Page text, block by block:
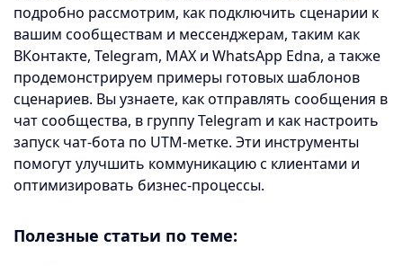
подробно рассмотрим, как подключить сценарии к
вашим сообществам и мессенджерам, таким как
ВКонтакте, Telegram, MAX и WhatsApp Edna, а также
продемонстрируем примеры готовых шаблонов
сценариев. Вы узнаете, как отправлять сообщения в
чат сообщества, в группу Telegram и как настроить
запуск чат-бота по UTM-метке. Эти инструменты
помогут улучшить коммуникацию с клиентами и
оптимизировать бизнес-процессы.
Полезные статьи по теме: